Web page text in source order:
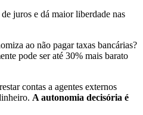
juros e dá maior liberdade nas
ao não pagar taxas bancárias?
pode ser até 30% mais barato
contas a agentes externos
A autonomia decisória é